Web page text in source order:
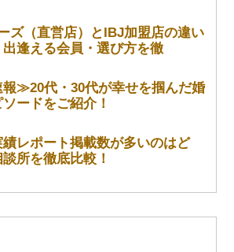
ズ（直営店）とIBJ加盟店の違い
逢える会員・選び方を徹
≫20代・30代が幸せを掴んだ婚
ードをご紹介！
レポート掲載数が多いのはど
所を徹底比較！